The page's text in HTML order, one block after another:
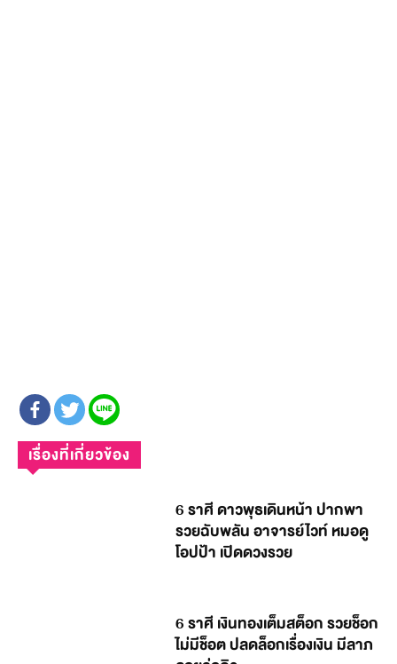
เรื่องที่เกี่ยวข้อง
6 ราศี ดาวพุธเดินหน้า ปากพา
รวยฉับพลัน อาจารย์ไวท์ หมอดู
โอปป้า เปิดดวงรวย
6 ราศี เงินทองเต็มสต็อก รวยช็อก
ไม่มีช็อต ปลดล็อกเรื่องเงิน มีลาภ